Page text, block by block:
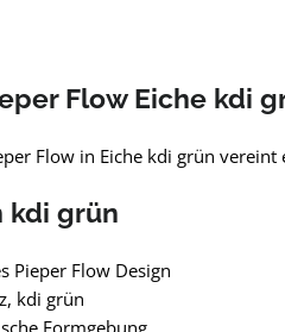
Flow Eiche kdi
Flow in Eiche kdi grün
kdi grün
Pieper Flow Design
kdi grün
Formgebung